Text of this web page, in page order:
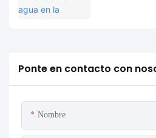
Ponte en contacto con
Nombre